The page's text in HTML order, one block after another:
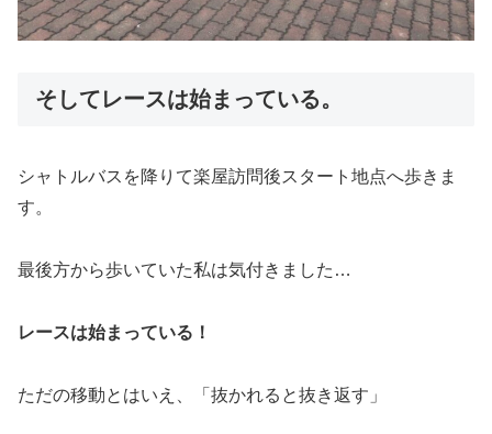
そしてレースは始まっている。
シャトルバスを降りて楽屋訪問後スタート地点へ歩きま
す。
最後方から歩いていた私は気付きました…
レースは始まっている！
ただの移動とはいえ、「抜かれると抜き返す」